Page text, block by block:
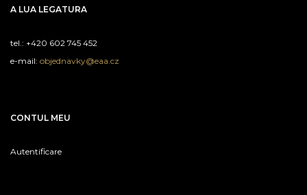
A LUA LEGATURA
tel.: +420 602 745 452
e-mail: objednavky@eaa.cz
CONTUL MEU
Autentificare